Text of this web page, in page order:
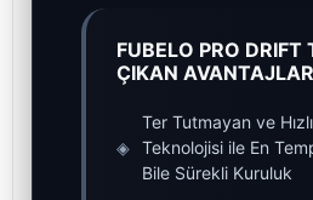
FUBELO PRO DRIFT
ÇIKAN
◈
Ter Tutmayan ve
Teknolojisi ile En
Bile Sürekli Kuruluk